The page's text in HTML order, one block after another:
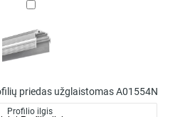
profilius
TEKNIK-
TK
led
užglaistomas
A01554N
priedas užglaistomas A01554N
Profilio ilgis